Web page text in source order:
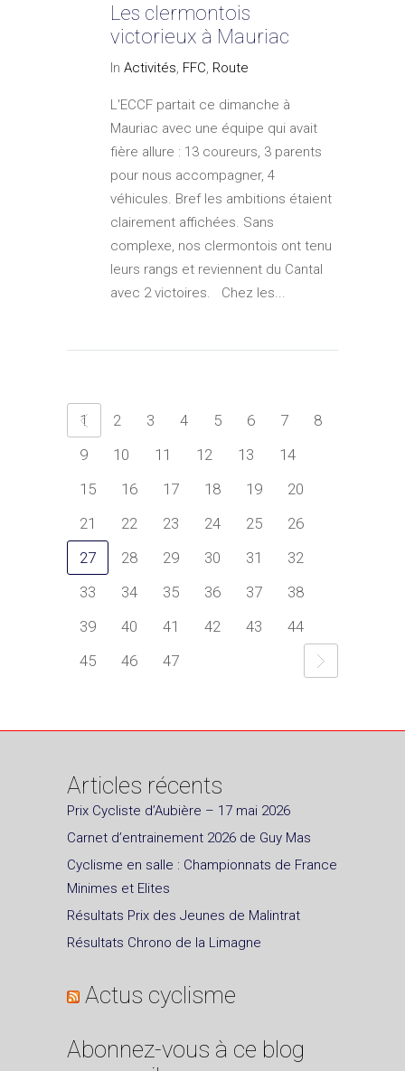
Les clermontois
victorieux à Mauriac
In Activités FFC Route
L'ECCF partait ce dimanche à
Mauriac avec une équipe qui avait
fière allure : 13 coureurs, 3 parents
pour nous accompagner, 4
véhicules. Bref les ambitions étaient
clairement affichées. Sans
complexe, nos clermontois ont tenu
leurs rangs et reviennent du Cantal
avec 2 victoires. Chez les...
1 2 3 4 5 6 7
8
9
10 11 12 13
14
15
16 17 18 19
20
21
22 23 24 25
26
27
28 29 30 31
32
33
34 35 36 37
38
39
40 41 42 43
44
45
46 47
Articles récents
Prix Cycliste d’Aubière – 17 mai 2026
Carnet d’entrainement 2026 de Guy Mas
Cyclisme en salle : Championnats de France
Minimes et Elites
Résultats Prix des Jeunes de Malintrat
Résultats Chrono de la Limagne
Actus cyclisme
Abonnez-vous à ce blog